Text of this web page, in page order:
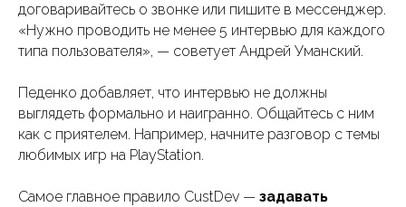
договаривайтесь о звонке или пишите в мессенджер.
«Нужно проводить не менее 5 интервью для каждого
типа пользователя», — советует Андрей Уманский.
Педенко добавляет, что интервью не должны
выглядеть формально и наигранно. Общайтесь с ним
как с приятелем. Например, начните разговор с темы
любимых игр на PlayStation.
Самое главное правило CustDev — задавать